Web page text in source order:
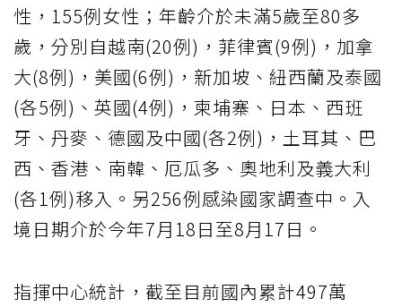
性，155例女性；年齡介於未滿5歲至80多
歲，分別自越南(20例)，菲律賓(9例)，加拿
大(8例)，美國(6例)，新加坡、紐西蘭及泰國
(各5例)、英國(4例)，柬埔寨、日本、西班
牙、丹麥、德國及中國(各2例)，土耳其、巴
西、香港、南韓、厄瓜多、奧地利及義大利
(各1例)移入。另256例感染國家調查中。入
境日期介於今年7月18日至8月17日。
指揮中心統計，截至目前國內累計497萬